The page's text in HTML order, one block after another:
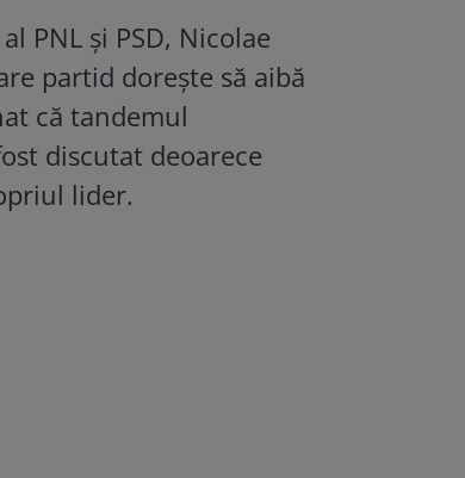
PNL și PSD, Nicolae
partid dorește să aibă
că tandemul
discutat deoarece
lider.